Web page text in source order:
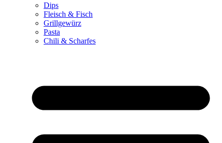
Dips
Fleisch & Fisch
Grillgewürz
Pasta
Chili & Scharfes